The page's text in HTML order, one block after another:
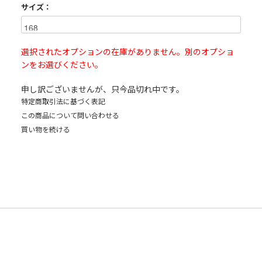
サイズ：
選択されたオプションの在庫がありません。別のオプショ
ンをお選びください。
申し訳ございませんが、只今品切れ中です。
特定商取引法に基づく表記
この商品について問い合わせる
買い物を続ける